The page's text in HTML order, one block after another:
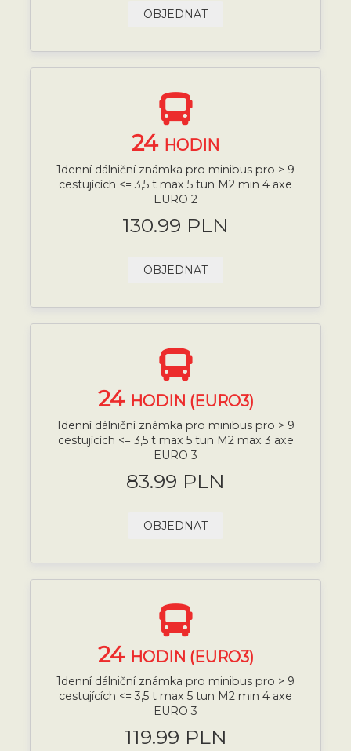
OBJEDNAT
24 HODIN
1denní dálniční známka pro minibus pro > 9
cestujících <= 3,5 t max 5 tun M2 min 4 axe
EURO 2
130.99 PLN
OBJEDNAT
24 HODIN (EURO3)
1denní dálniční známka pro minibus pro > 9
cestujících <= 3,5 t max 5 tun M2 max 3 axe
EURO 3
83.99 PLN
OBJEDNAT
24 HODIN (EURO3)
1denní dálniční známka pro minibus pro > 9
cestujících <= 3,5 t max 5 tun M2 min 4 axe
EURO 3
119.99 PLN